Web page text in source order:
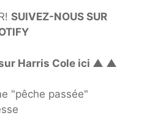
SUIVEZ-NOUS SUR
Harris Cole ici ▲ ▲
"pêche passée"